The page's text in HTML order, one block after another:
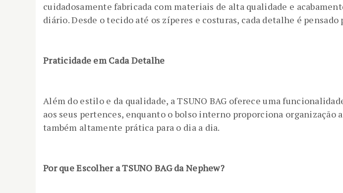
cuidadosamente fabricada com materiais de alta qualidade e
diário. Desde o tecido até os zíperes e costuras, cada detalhe é
Praticidade em Cada Detalhe
Além do estilo e da qualidade, a TSUNO BAG oferece uma
aos seus pertences, enquanto o bolso interno proporciona organização
também altamente prática para o dia a dia.
Por que Escolher a TSUNO BAG da Nephew?